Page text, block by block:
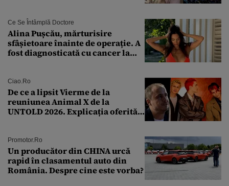
Ce Se Întâmplă Doctore
Alina Pușcău, mărturisire
sfâșietoare înainte de operație. A
fost diagnosticată cu cancer la
îmi salvez viața”
Ciao.ro
De ce a lipsit Vierme de la
reuniunea Animal X de la
UNTOLD 2026. Explicația oferită
Promotor.ro
Un producător din CHINA urcă
rapid în clasamentul auto din
România. Despre cine este vorba?